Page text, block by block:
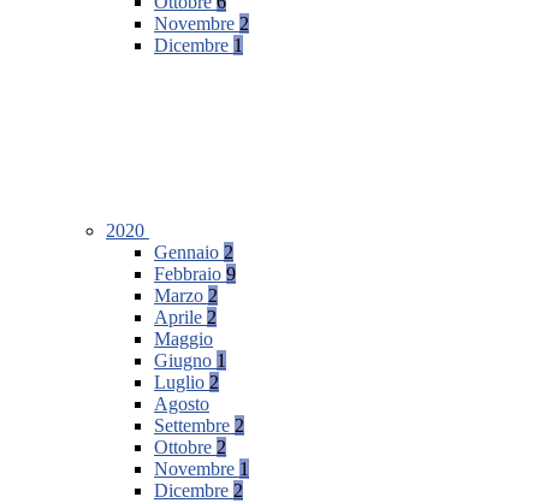
Novembre 2
Dicembre 1
2020
Gennaio 2
Febbraio 9
Marzo 2
Aprile 2
Maggio
Giugno 1
Luglio 2
Agosto
Settembre 2
Ottobre 2
Novembre 1
Dicembre 2